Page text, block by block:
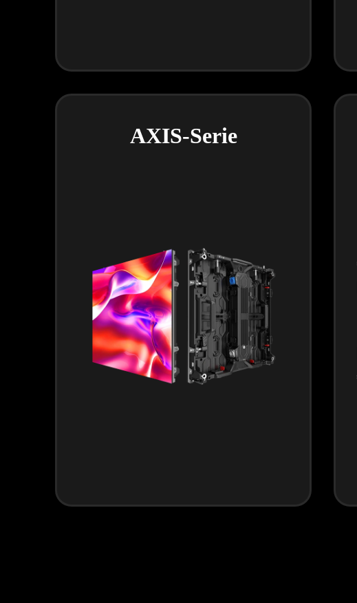
AXIS-Serie